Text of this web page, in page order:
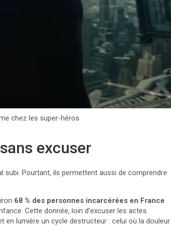
chez les super-héros
excuser
Pourtant, ils permettent aussi de comprendre
68 % des personnes incarcérées en France
Cette donnée, loin d’excuser les actes
en lumière un cycle destructeur : celui où la douleur